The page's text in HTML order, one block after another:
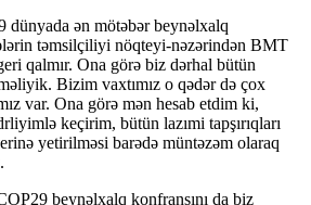
dünyada ən mötəbər beynəlxalq
təmsilçiliyi nöqteyi-nəzərindən BMT
qalmır. Ona görə biz dərhal bütün
Bizim vaxtımız o qədər də çox
var. Ona görə mən hesab etdim ki,
keçirim, bütün lazımi tapşırıqları
yetirilməsi barədə müntəzəm olaraq
beynəlxalq konfransını da biz